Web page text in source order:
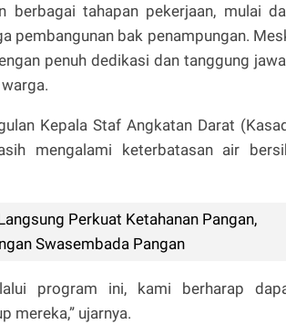
berbagai tahapan pekerjaan, mulai
pembangunan bak penampungan.
penuh dedikasi dan tanggung
Kepala Staf Angkatan Darat
mengalami keterbatasan air
Perkuat Ketahanan Pangan,
Swasembada Pangan
program ini, kami berharap
mereka,” ujarnya.